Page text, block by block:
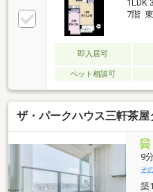
レ、IH、給湯器 等【
洋室)張替、ハウスク
ばすけっと池尻2丁目
まい探しをお手伝
細・ご相談はお気軽
1LDK
7階 東
即入居可
ペット相談可
ザ・パークハウス三軒茶屋
9分
そ
築